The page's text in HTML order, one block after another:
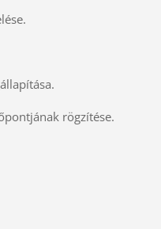
rögzítése.